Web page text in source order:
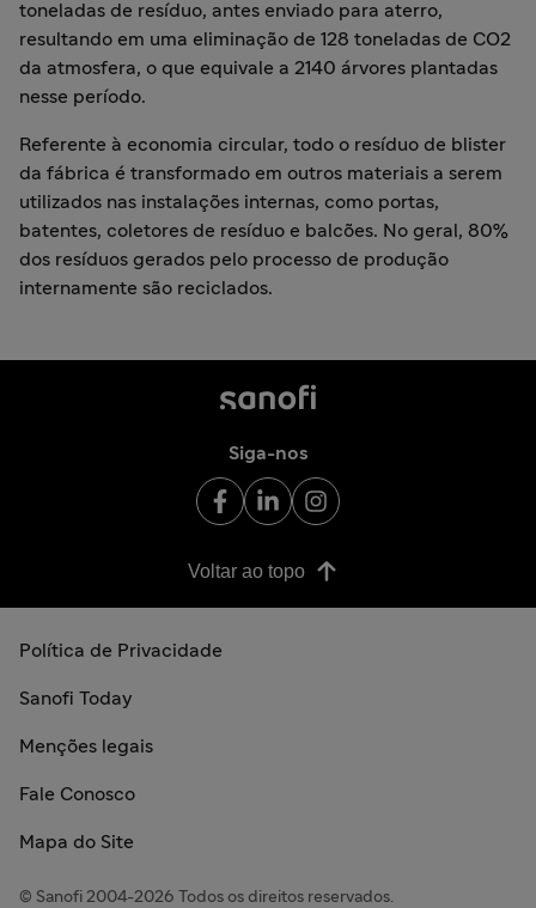
toneladas de resíduo, antes enviado para aterro,
resultando em uma eliminação de 128 toneladas de CO2
da atmosfera, o que equivale a 2140 árvores plantadas
nesse período.
Referente à economia circular, todo o resíduo de blister
da fábrica é transformado em outros materiais a serem
utilizados nas instalações internas, como portas,
batentes, coletores de resíduo e balcões. No geral, 80%
dos resíduos gerados pelo processo de produção
internamente são reciclados.
Siga-nos
Voltar ao topo
Política de Privacidade
Sanofi Today
Menções legais
Fale Conosco
Mapa do Site
© Sanofi 2004-2026 Todos os direitos reservados.